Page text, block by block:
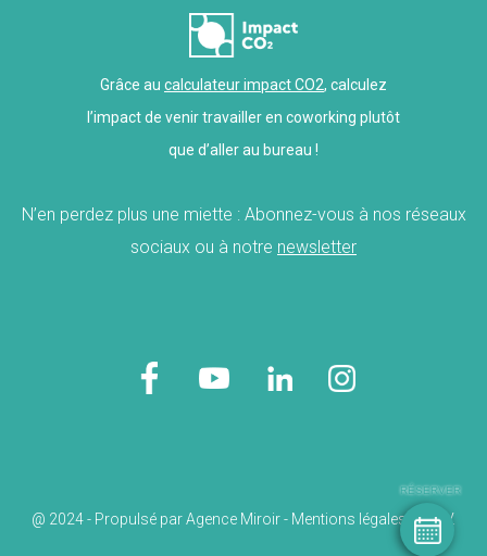
RÉSERVER
Grâce au calculateur impact CO2, calculez
l’impact de venir travailler en coworking plutôt
que d’aller au bureau !
N’en perdez plus une miette : Abonnez-vous à nos réseaux
sociaux ou à notre newsletter
@ 2024 - Propulsé parAgence Miroir- Mentions légales -C.G.V.